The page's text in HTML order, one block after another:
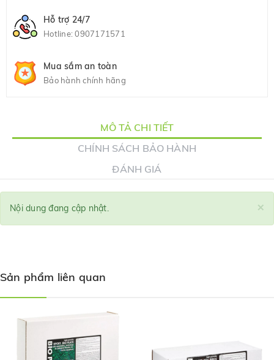
Hỗ trợ 24/7
Hotline:0907171571
Mua sắm an toàn
Bảo hành chính hãng
MÔ TẢ CHI TIẾT
CHÍNH SÁCH BẢO HÀNH
ĐÁNH GIÁ
×
Nội dung đang cập nhật.
Sản phẩm liên quan